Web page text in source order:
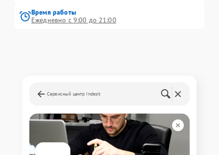
Время работы
Ежедневно с 9:00 до 21:00
Сервисный центр Indesit